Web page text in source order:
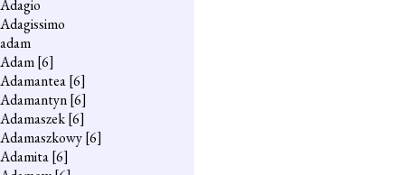
Adagio
Adagissimo
adam
Adam[6]
Adamantea[6]
Adamantyn[6]
Adamaszek[6]
Adamaszkowy[6]
Adamita[6]